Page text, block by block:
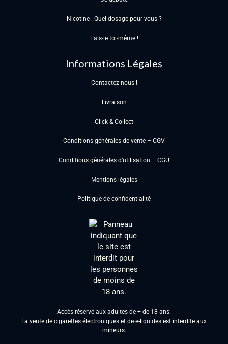
Nicotine : Quel dosage pour vous ?
Fais-le toi-même !
Informations Légales
Contactez-nous !
Livraison
Click & Collect
Conditions générales de vente – CGV
Conditions générales d’utilisation – CGU
Mentions légales
Politique de confidentialité
Accès réservé aux adultes de + de 18 ans.
La vente de cigarettes électroniques et de e-liquides est interdite aux
mineurs.